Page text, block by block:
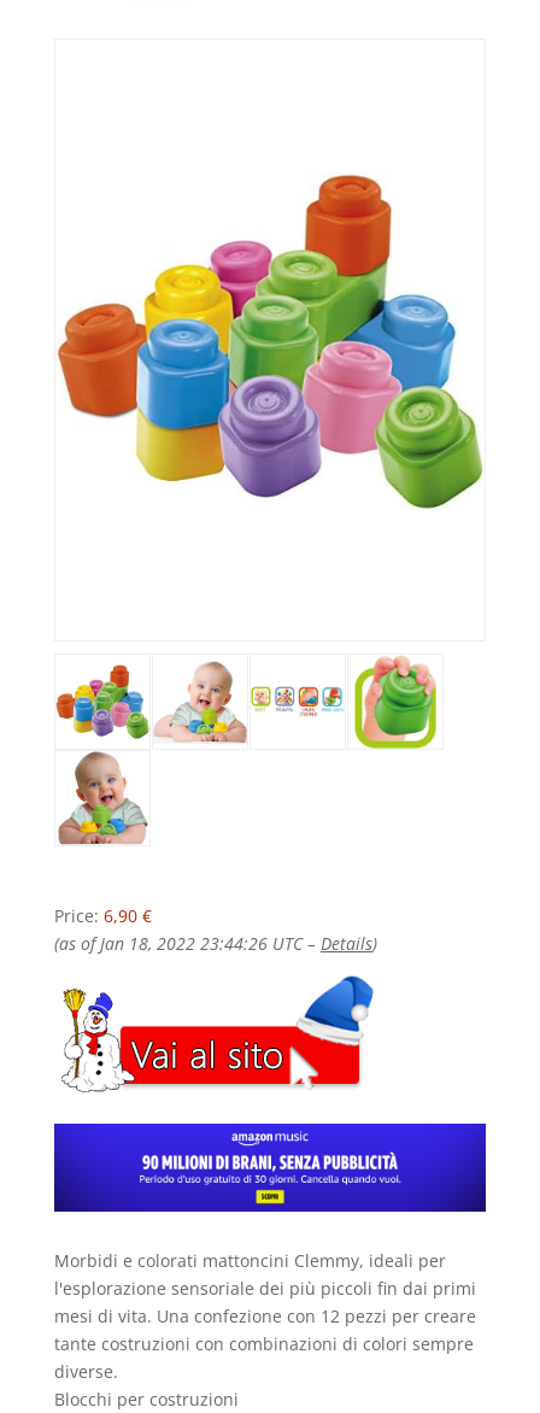
Price: 6,90 €
(as of Jan 18, 2022 23:44:26 UTC – Details)
Morbidi e colorati mattoncini Clemmy, ideali per
l'esplorazione sensoriale dei più piccoli fin dai primi
mesi di vita. Una confezione con 12 pezzi per creare
tante costruzioni con combinazioni di colori sempre
diverse.
Blocchi per costruzioni